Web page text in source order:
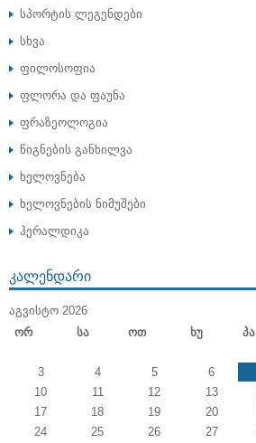
სპორტის ლეგენდები
სხვა
ფილოსოფია
ფლორა და ფაუნა
ფრაზეოლოგია
წიგნების განხილვა
ხელოვნება
ხელოვნების ნიმუშები
ჰერალდიკა
ᲙᲐᲚᲔᲜᲓᲐᲠᲘ
ᲐᲒᲕᲘᲡᲢᲝ 2026
Ორ
Სა Ოთ Ხუ Პა
3
4 5 6
10
11 12 13
17
18 19 20
24
25 26 27